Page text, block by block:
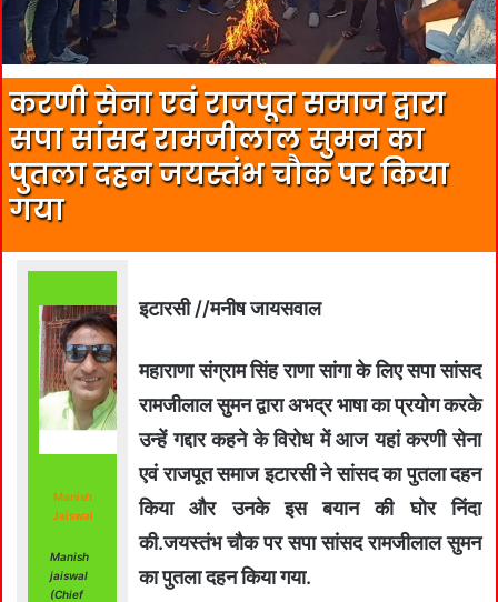
करणी सेना एवं राजपूत समाज द्वारा
सपा सांसद रामजीलाल सुमन का
पुतला दहन जयस्तंभ चौक पर किया
गया
Manish
Jaiswal
Manish
jaiswal
(Chief
इटारसी //मनीष जायसवाल
महाराणा संग्राम सिंह राणा सांगा के लिए सपा सांसद
रामजीलाल सुमन द्वारा अभद्र भाषा का प्रयोग करके
उन्हें गद्दार कहने के विरोध में आज यहां करणी सेना
एवं राजपूत समाज इटारसी ने सांसद का पुतला दहन
किया और उनके इस बयान की घोर निंदा
की.जयस्तंभ चौक पर सपा सांसद रामजीलाल सुमन
का पुतला दहन किया गया.